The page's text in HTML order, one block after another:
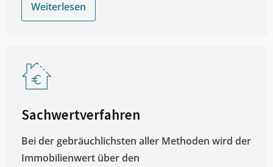
Weiterlesen
Sachwertverfahren
Bei der gebräuchlichsten aller Methoden wird der
Immobilienwert über den